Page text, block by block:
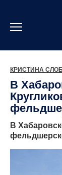
содержанию
КРИСТИНА
В
В